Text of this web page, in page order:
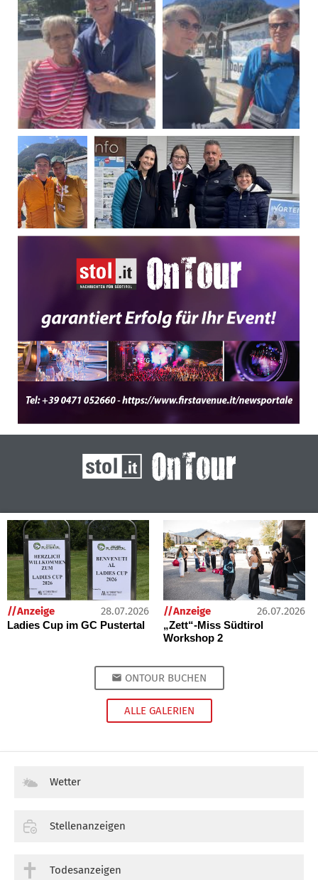
//Anzeige 28.07.2026
Ladies Cup im GC Pustertal
//Anzeige 26.07.2026
„Zett“-Miss Südtirol
Workshop 2
ONTOUR BUCHEN
ALLE GALERIEN
Wetter
Stellenanzeigen
Todesanzeigen